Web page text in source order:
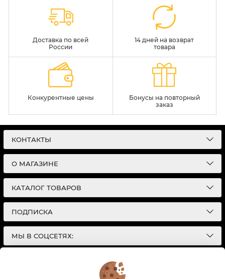
Доставка по всей
России
14 дней на возврат
товара
Конкурентные цены
Бонусы на повторный
заказ
КОНТАКТЫ
О МАГАЗИНЕ
КАТАЛОГ ТОВАРОВ
ПОДПИСКА
МЫ В СОЦСЕТЯХ:
Интернет-магазин автотоваров в Екатеринбурге
| Разработка сайтов |